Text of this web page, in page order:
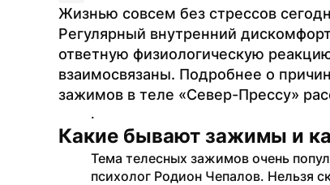
Жизнью совсем без стрессов
Регулярный внутренний
ответную физиологическую
взаимосвязаны. Подробнее о
зажимов в теле «Север-Прессу»
.
Какие бывают зажимы и
Тема телесных зажимов очень
психолог Родион Чепалов. Нельзя